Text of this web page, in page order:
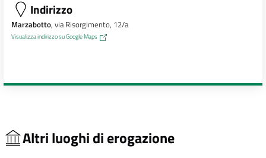
Indirizzo
Marzabotto, via Risorgimento, 12/a
Visualizza indirizzo su Google Maps
Altri luoghi di erogazione